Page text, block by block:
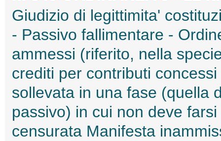
Giudizio di legittimita'
- Passivo fallimentare -
ammessi (riferito, nella
crediti per contributi
sollevata in una fase (quella
passivo) in cui non deve
censurata Manifesta